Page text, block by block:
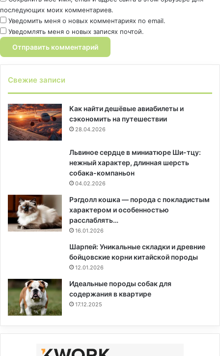
последующих моих комментариев.
Уведомить меня о новых комментариях по email.
Уведомлять меня о новых записях почтой.
Свежие записи
Как найти дешёвые авиабилеты и
сэкономить на путешествии
28.04.2026
Львиное сердце в миниатюре Ши-тцу:
нежный характер, длинная шерсть
собака-компаньон
04.02.2026
Рэгдолл кошка — порода с покладистым
характером и особенностью
расслаблять…
16.01.2026
Шарпей: Уникальные складки и древние
бойцовские корни китайской породы
12.01.2026
Идеальные породы собак для
содержания в квартире
17.12.2025